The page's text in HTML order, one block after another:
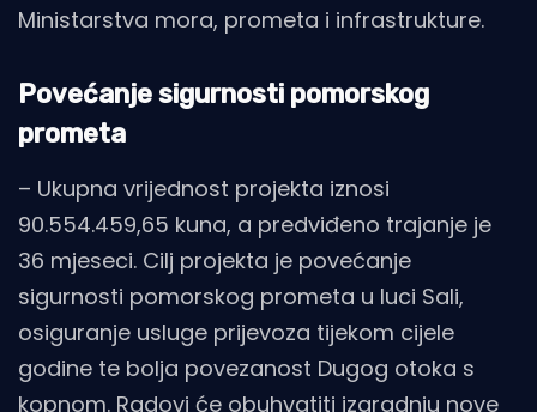
Ministarstva mora, prometa i infrastrukture.
Povećanje sigurnosti pomorskog
prometa
– Ukupna vrijednost projekta iznosi
90.554.459,65 kuna, a predviđeno trajanje je
36 mjeseci. Cilj projekta je povećanje
sigurnosti pomorskog prometa u luci Sali,
osiguranje usluge prijevoza tijekom cijele
godine te bolja povezanost Dugog otoka s
kopnom. Radovi će obuhvatiti izgradnju nove